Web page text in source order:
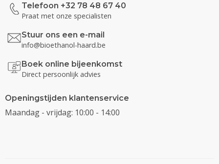
Telefoon +32 78 48 67 40
Praat met onze specialisten
Stuur ons een e-mail
info@bioethanol-haard.be
Boek online bijeenkomst
Direct persoonlijk advies
Openingstijden klantenservice
Maandag - vrijdag: 10:00 - 14:00